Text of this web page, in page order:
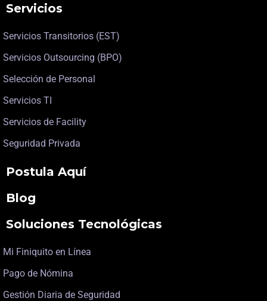
Servicios
Servicios Transitorios (EST)
Servicios Outsourcing (BPO)
Selección de Personal
Servicios TI
Servicios de Facility
Seguridad Privada
Postula Aquí
Blog
Soluciones Tecnológicas
Mi Finiquito en Línea
Pago de Nómina
Gestión Diaria de Seguridad